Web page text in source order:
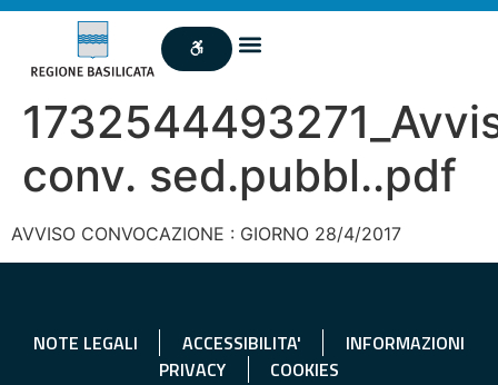
conv. sed.pubbl..pdf
AVVISO CONVOCAZIONE : GIORNO 28/4/2017
NOTE LEGALI ACCESSIBILITA'
INFORMAZIONI
PRIVACY
COOKIES